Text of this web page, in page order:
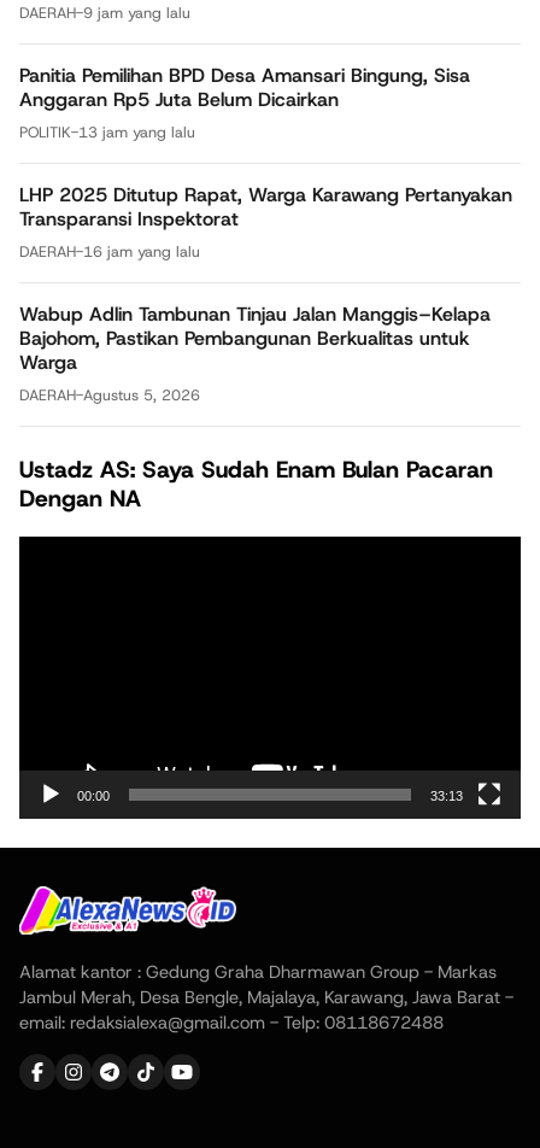
DAERAH-9 jam yang lalu
Panitia Pemilihan BPD Desa Amansari Bingung, Sisa
Anggaran Rp5 Juta Belum Dicairkan
POLITIK-13 jam yang lalu
LHP 2025 Ditutup Rapat, Warga Karawang Pertanyakan
Transparansi Inspektorat
DAERAH-16 jam yang lalu
Wabup Adlin Tambunan Tinjau Jalan Manggis–Kelapa
Bajohom, Pastikan Pembangunan Berkualitas untuk
Warga
DAERAH-Agustus 5, 2026
Ustadz AS: Saya Sudah Enam Bulan Pacaran
Dengan NA
00:00 33:13
Alamat kantor : Gedung Graha Dharmawan Group - Markas
Jambul Merah, Desa Bengle, Majalaya, Karawang, Jawa Barat -
email: redaksialexa@gmail.com - Telp: 08118672488